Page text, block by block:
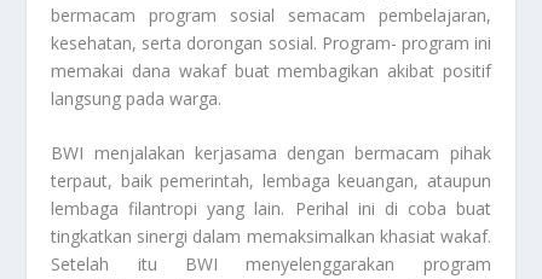
bermacam program sosial semacam pembelajaran,
kesehatan, serta dorongan sosial. Program- program ini
memakai dana wakaf buat membagikan akibat positif
langsung pada warga.
BWI menjalakan kerjasama dengan bermacam pihak
terpaut, baik pemerintah, lembaga keuangan, ataupun
lembaga filantropi yang lain. Perihal ini di coba buat
tingkatkan sinergi dalam memaksimalkan khasiat wakaf.
Setelah itu BWI menyelenggarakan program